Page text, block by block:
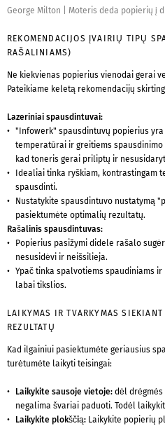
George Milton Moteris deda popierių į
REKOMENDACIJOS ĮVAIRIŲ TIPŲ
RAŠALINIAMS)
Ne kiekvienas popierius vienodai gerai
Pateikiame keletą rekomendacijų
Lazeriniai spausdintuvai:
"Infowerk" spausdintuvų popierius
temperatūrai ir greitiems
kad toneris gerai priliptų ir
Idealiai tinka ryškiam, kontrastingam
spausdinti.
Nustatykite spausdintuvo nustatymą
pasiektumėte optimalių rezultatų.
Rašalinis spausdintuvas:
Popierius pasižymi didele rašalo
nesusidėvi ir neišsilieja.
Ypač tinka spalvotiems spaudiniams
labai tikslios.
LAIKYMAS IR TVARKYMAS
REZULTATŲ
Kad ilgainiui pasiektumėte geriausius
turėtumėte laikyti teisingai:
Laikykite sausoje vietoje: dėl
negalima švariai paduoti. Todėl
Laikykite plokščią: Laikykite popierių